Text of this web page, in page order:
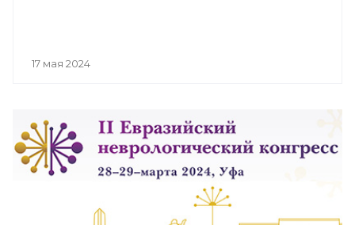
17 мая 2024